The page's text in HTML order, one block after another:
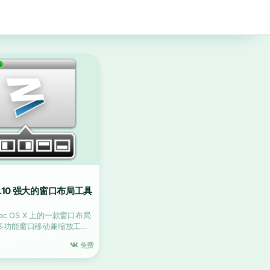
强大的窗口布局工具
OS X 上的一款窗口布局
功能窗口移动兼缩放工具
免费